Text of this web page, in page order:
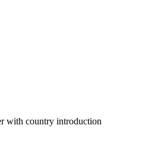
country introduction